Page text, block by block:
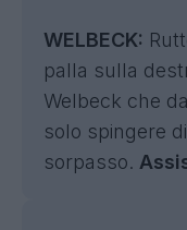
WELBECK:
palla sulla
Welbeck che
solo spingere
sorpasso.